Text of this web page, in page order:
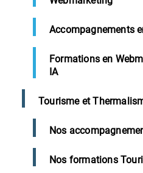
Accompagnements
Formations en
IA
Tourisme et
Nos
Nos formations
Formation
et
salariés de l’entreprise.
leurs intérêts dans
Formation